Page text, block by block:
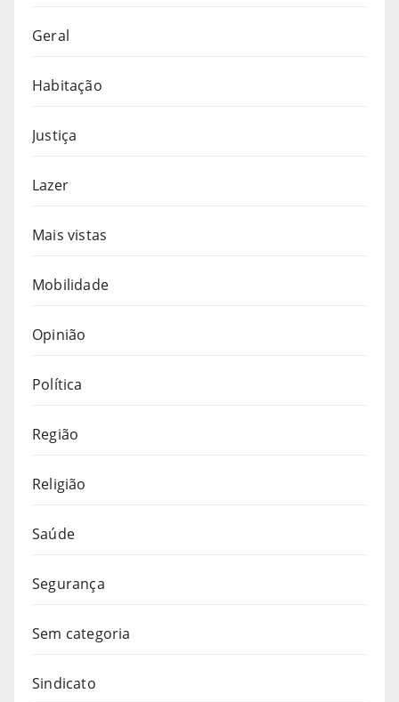
Geral
Habitação
Justiça
Lazer
Mais vistas
Mobilidade
Opinião
Política
Região
Religião
Saúde
Segurança
Sem categoria
Sindicato